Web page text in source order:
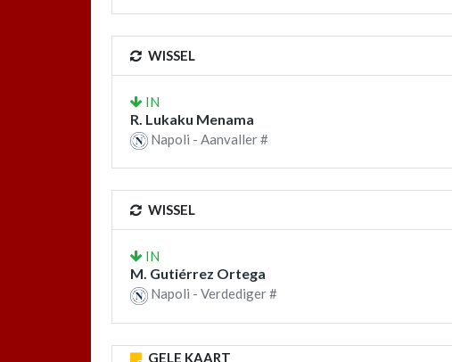
WISSEL
IN
R. Lukaku Menama
Napoli - Aanvaller #
WISSEL
IN
M. Gutiérrez Ortega
Napoli - Verdediger #
GELE KAART